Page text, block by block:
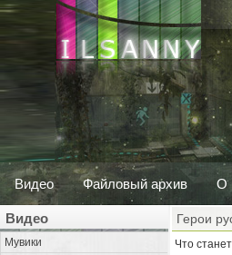
Видео Файловый архив О
Видео
Мувики
Герои
Что